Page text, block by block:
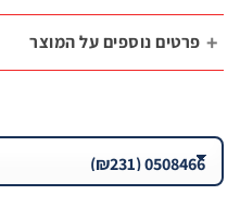
נוספים על המוצר